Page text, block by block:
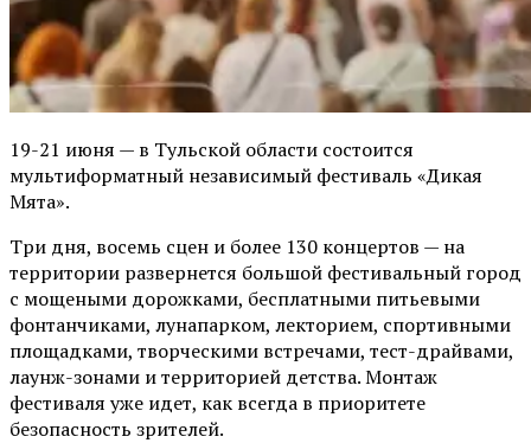
19-21 июня — в Тульской области состоится
мультиформатный независимый фестиваль «Дикая
Мята».
Три дня, восемь сцен и более 130 концертов — на
территории развернется большой фестивальный город
с мощеными дорожками, бесплатными питьевыми
фонтанчиками, лунапарком, лекторием, спортивными
площадками, творческими встречами, тест-драйвами,
лаунж-зонами и территорией детства. Монтаж
фестиваля уже идет, как всегда в приоритете
безопасность зрителей.